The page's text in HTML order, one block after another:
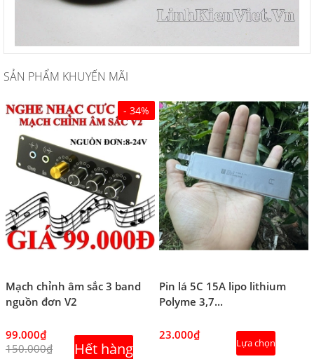
SẢN PHẨM KHUYẾN MÃI
- 34%
Mạch chỉnh âm sắc 3 band
nguồn đơn V2
99.000₫
150.000₫
Hết hàng
Pin lá 5C 15A lipo lithium
Polyme 3,7...
23.000₫
Lựa chọn